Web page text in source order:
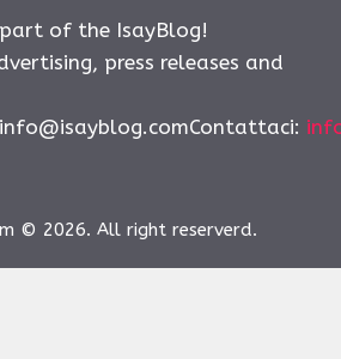
of the IsayBlog!
press releases and
info@isayblog.comContattaci:
© 2026. All right reserverd.